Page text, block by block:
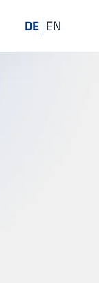
DE EN